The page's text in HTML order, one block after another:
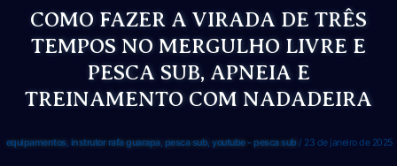
COMO FAZER A VIRADA DE TRÊS
TEMPOS NO MERGULHO LIVRE E
PESCA SUB, APNEIA E
TREINAMENTO COM NADADEIRA
equipamentos, instrutor rafa guarapa, pesca sub,youtube - pesca sub / 23 de janeiro de 2025